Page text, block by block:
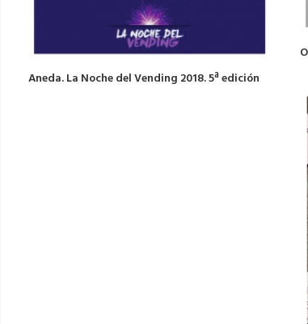
Aneda. La Noche del Vending 2018. 5ª edición